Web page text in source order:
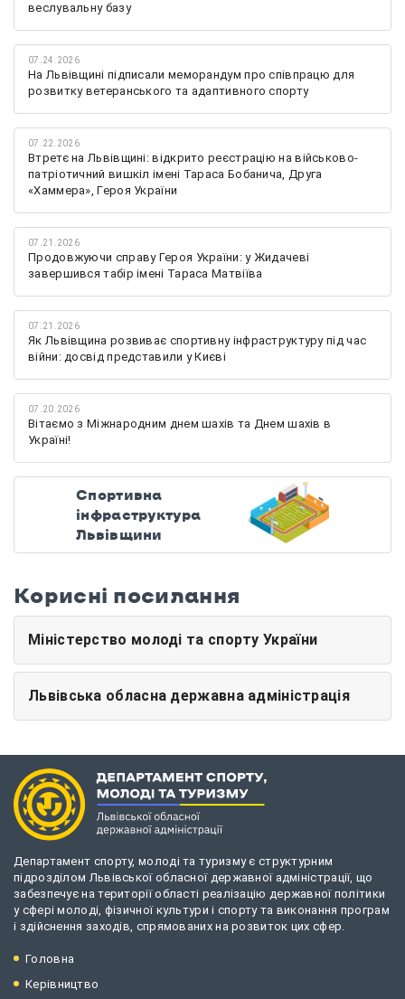
веслувальну базу
07.24.2026
На Львівщині підписали меморандум про співпрацю для
розвитку ветеранського та адаптивного спорту
07.22.2026
Втретє на Львівщині: відкрито реєстрацію на військово-
патріотичний вишкіл імені Тараса Бобанича, Друга
«Хаммера», Героя України
07.21.2026
Продовжуючи справу Героя України: у Жидачеві
завершився табір імені Тараса Матвіїва
07.21.2026
Як Львівщина розвиває спортивну інфраструктуру під час
війни: досвід представили у Києві
07.20.2026
Вітаємо з Міжнародним днем шахів та Днем шахів в
Україні!
Спортивна
інфраструктура
Львівщини
Корисні посилання
Міністерство молоді та спорту України
Львівська обласна державна адміністрація
Департамент спорту, молоді та туризму є структурним
підрозділом Львівської обласної державної адміністрації, що
забезпечує на території області реалізацію державної політики
у сфері молоді, фізичної культури і спорту та виконання програм
і здійснення заходів, спрямованих на розвиток цих сфер.
Головна
Керівництво